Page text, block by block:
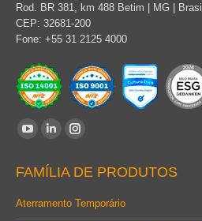
Rod. BR 381, km 488 Betim | MG | Brasil
CEP: 32681-200
Fone: +55 31 2125 4000
Encontre-nos em:
opens
in
Linkedin
opens
in
Instagram
opens
in
FAMÍLIA DE PRODUTOS
Aterramento Temporário